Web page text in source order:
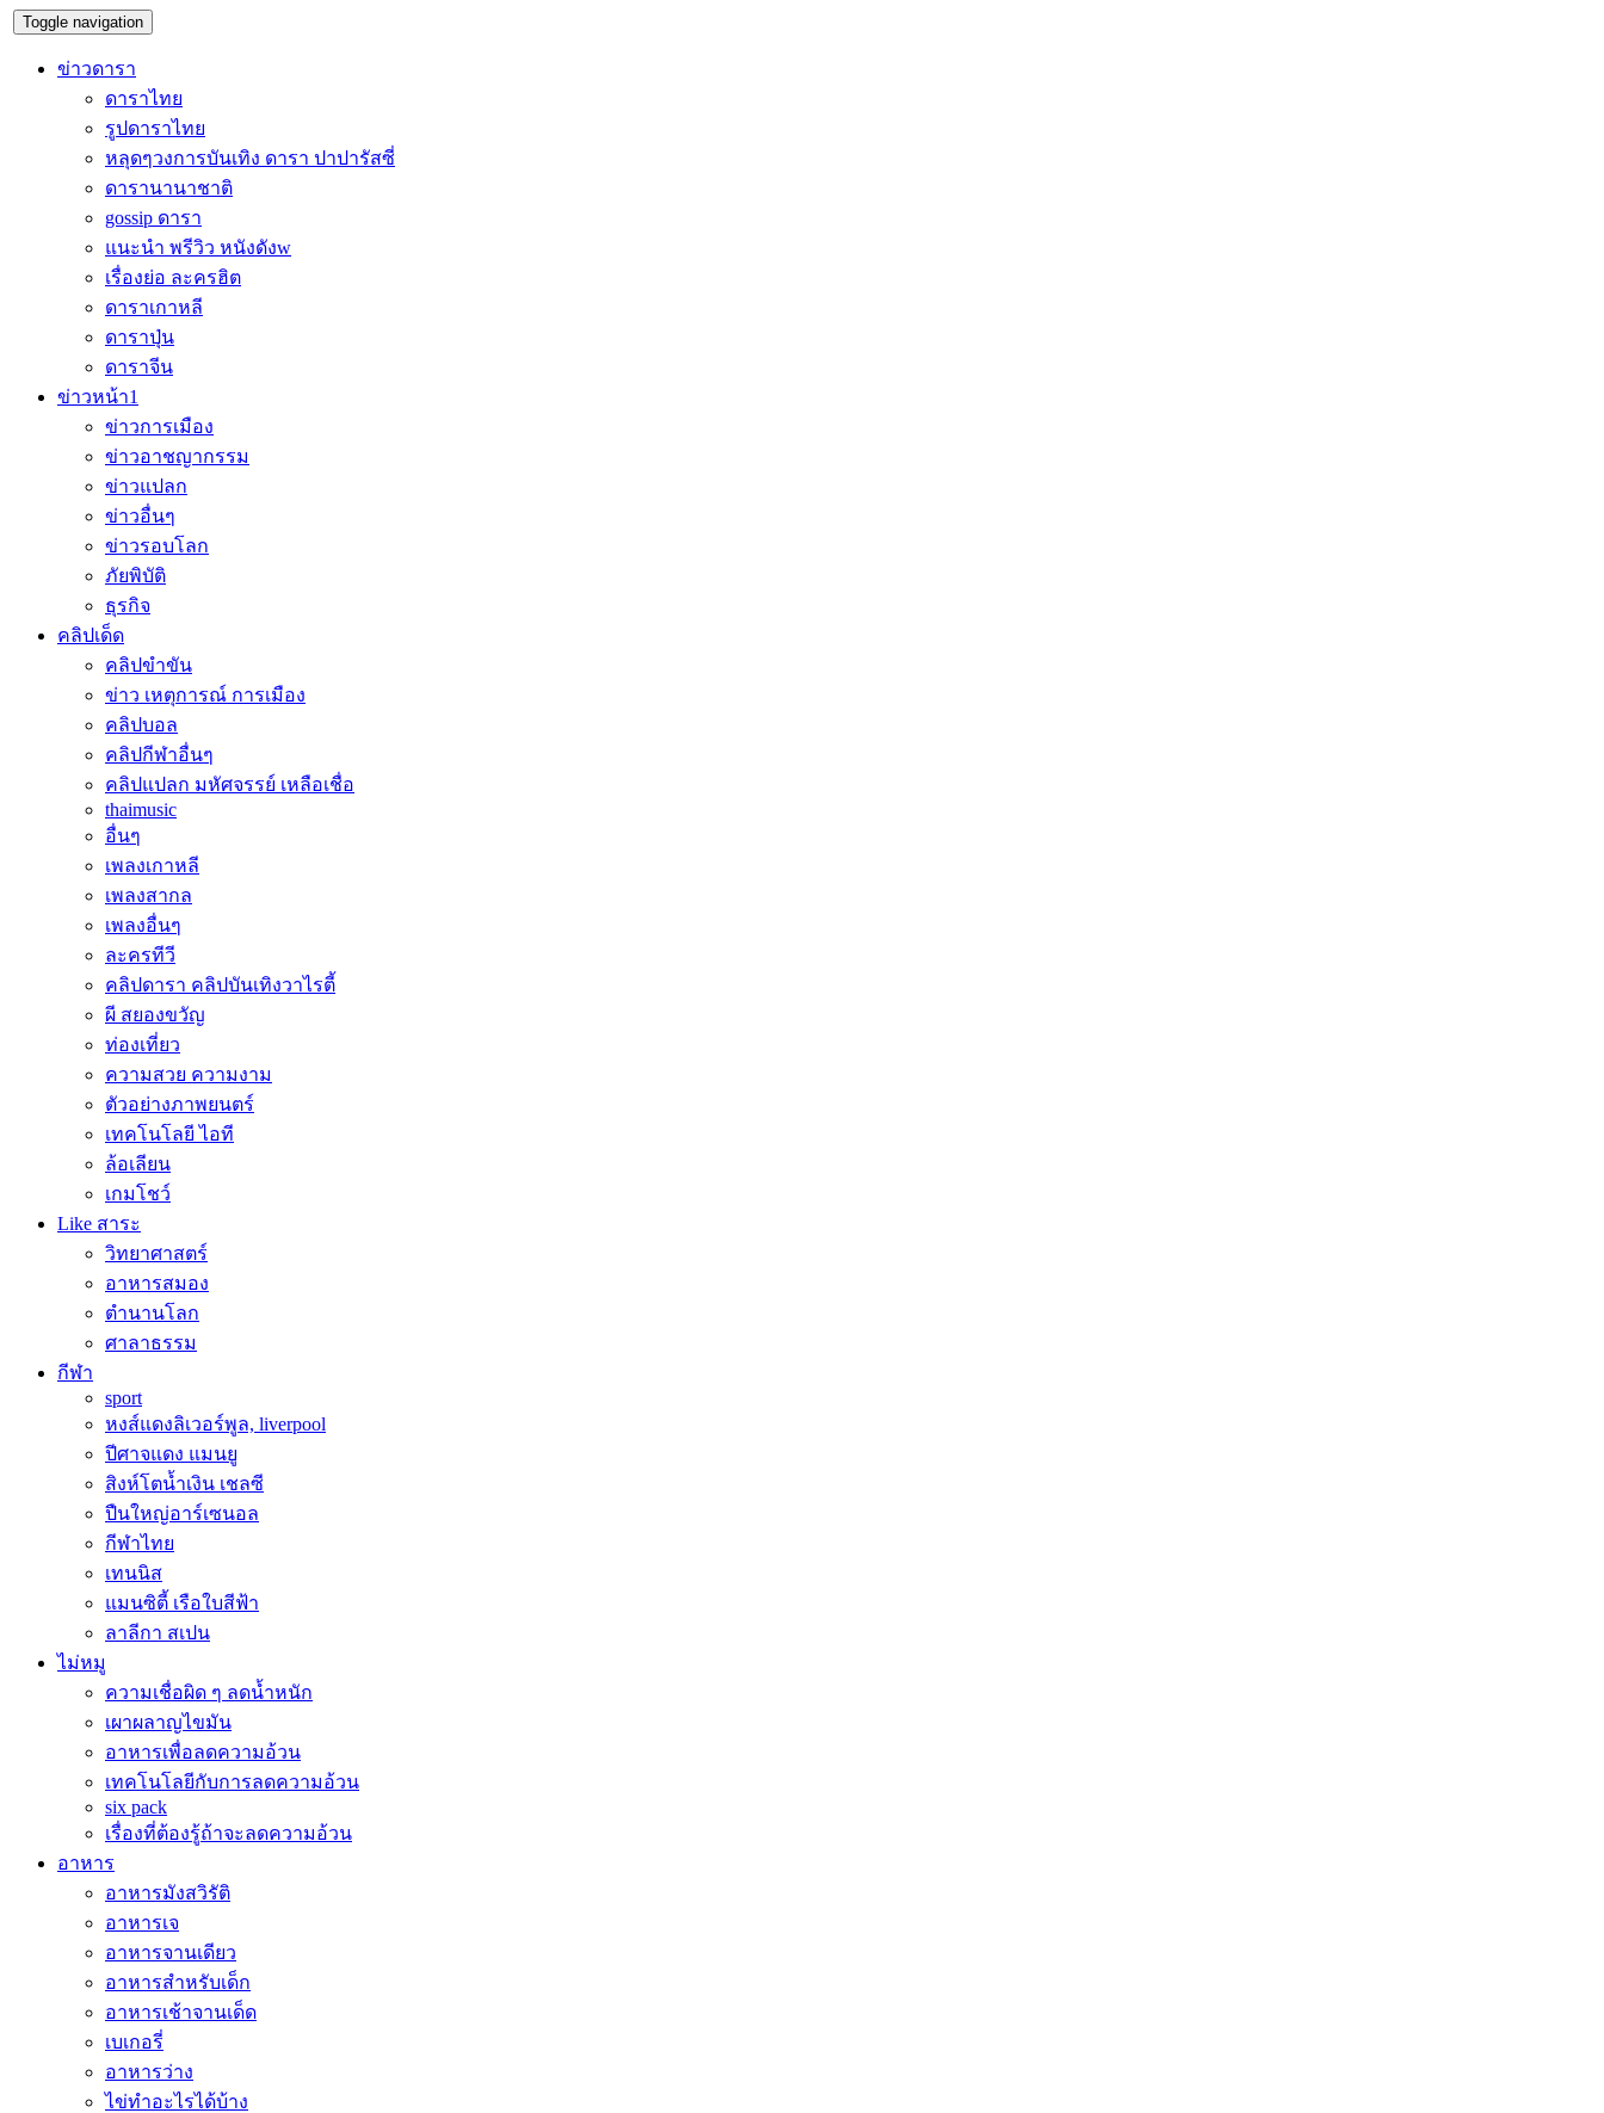
Toggle navigation
ข่าวดารา
ดาราไทย
รูปดาราไทย
หลุดๆวงการบันเทิง ดารา ปาปารัสซี่
ดารานานาชาติ
gossip ดารา
แนะนำ พรีวิว หนังดังw
เรื่องย่อ ละครฮิต
ดาราเกาหลี
ดาราปุ่น
ดาราจีน
ข่าวหน้า1
ข่าวการเมือง
ข่าวอาชญากรรม
ข่าวแปลก
ข่าวอื่นๆ
ข่าวรอบโลก
ภัยพิบัติ
ธุรกิจ
คลิปเด็ด
คลิปขำขัน
ข่าว เหตุการณ์ การเมือง
คลิปบอล
คลิปกีฬาอื่นๆ
คลิปแปลก มหัศจรรย์ เหลือเชื่อ
thaimusic
อื่นๆ
เพลงเกาหลี
เพลงสากล
เพลงอื่นๆ
ละครทีวี
คลิปดารา คลิปบันเทิงวาไรตี้
ผี สยองขวัญ
ท่องเที่ยว
ความสวย ความงาม
ตัวอย่างภาพยนตร์
เทคโนโลยี ไอที
ล้อเลียน
เกมโชว์
Like สาระ
วิทยาศาสตร์
อาหารสมอง
ตำนานโลก
ศาลาธรรม
กีฬา
sport
หงส์แดงลิเวอร์พูล, liverpool
ปีศาจแดง แมนยู
สิงห์โตน้ำเงิน เชลซี
ปืนใหญ่อาร์เซนอล
กีฬาไทย
เทนนิส
แมนซิตี้ เรือใบสีฟ้า
ลาลีกา สเปน
ไม่หมู
ความเชื่อผิด ๆ ลดน้ำหนัก
เผาผลาญไขมัน
อาหารเพื่อลดความอ้วน
เทคโนโลยีกับการลดความอ้วน
six pack
เรื่องที่ต้องรู้ถ้าจะลดความอ้วน
อาหาร
อาหารมังสวิรัติ
อาหารเจ
อาหารจานเดียว
อาหารสำหรับเด็ก
อาหารเช้าจานเด็ด
เบเกอรี่
อาหารว่าง
ไข่ทำอะไรได้บ้าง